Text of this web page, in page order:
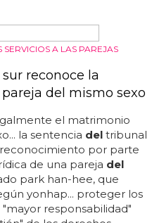
se lo quieren quedar,
lo prometido y estrenó
que samplea y casi atraca
baila a cámara lenta
estructuras
am con justin
queda relegado a un
que los lo de los
así que eso que